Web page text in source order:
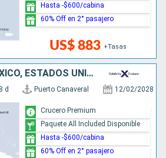
US$ 883 +Tasas
Hasta -$600/cabina
60% Off en 2° pasajero
ISLAS CAIMÁN, MÉXICO, ESTADOS UNIDOS
8 d Puerto Canaveral 12/02/2028
Crucero Premium
Paquete All Included Disponible
Hasta -$600/cabina
60% Off en 2° pasajero